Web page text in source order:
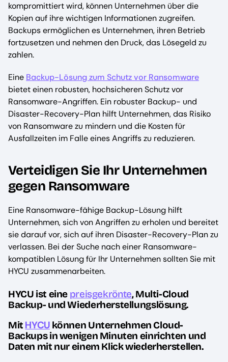
kompromittiert wird, können Unternehmen über die
Kopien auf ihre wichtigen Informationen zugreifen.
Backups ermöglichen es Unternehmen, ihren Betrieb
fortzusetzen und nehmen den Druck, das Lösegeld zu
zahlen.
Eine Backup-Lösung zum Schutz vor Ransomware
bietet einen robusten, hochsicheren Schutz vor
Ransomware-Angriffen. Ein robuster Backup- und
Disaster-Recovery-Plan hilft Unternehmen, das Risiko
von Ransomware zu mindern und die Kosten für
Ausfallzeiten im Falle eines Angriffs zu reduzieren.
Verteidigen Sie Ihr Unternehmen
gegen Ransomware
Eine Ransomware-fähige Backup-Lösung hilft
Unternehmen, sich von Angriffen zu erholen und bereitet
sie darauf vor, sich auf ihren Disaster-Recovery-Plan zu
verlassen. Bei der Suche nach einer Ransomware-
kompatiblen Lösung für Ihr Unternehmen sollten Sie mit
HYCU zusammenarbeiten.
HYCU ist eine preisgekrönte, Multi-Cloud
Backup- und Wiederherstellungslösung.
Mit HYCUkönnen Unternehmen Cloud-
Backups in wenigen Minuten einrichten und
Daten mit nur einem Klick wiederherstellen.